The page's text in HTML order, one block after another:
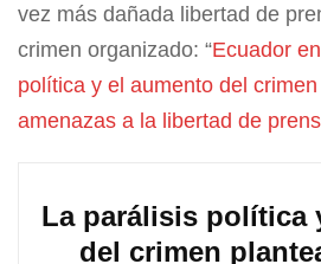
vez más dañada libertad de
crimen organizado: “Ecuador
política y el aumento del
amenazas a la libertad de
La parálisis política
del crimen